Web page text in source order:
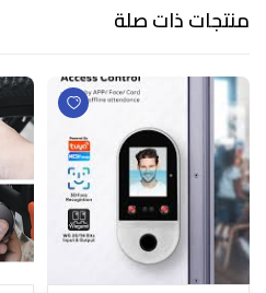
منتجات ذات صلة